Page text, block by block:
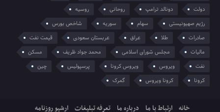
دولت
دونالد ترامپ روحانی
روسیه
رژیم صهیونیستی
سهام سوریه
شاخص بورس
صادرات
طلا عراق عربستان سعودی
قیمت نفت
مالیات
مجلس شورای اسلامی محمد جواد ظریف
مسکن
نفت
ویروس ویروس کرونا پرسپولیس
چین
کرونا
کرونا ویروس گمرک
خانه ارتباط با ما درباره ما تعرفه تبلیغات ارشیو روزنامه